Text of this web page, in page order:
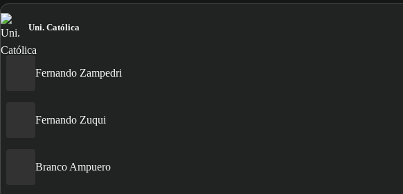
Uni. Católica
Fernando Zampedri
Fernando Zuqui
Branco Ampuero